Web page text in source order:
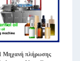
Μηχανή πλήρωσης